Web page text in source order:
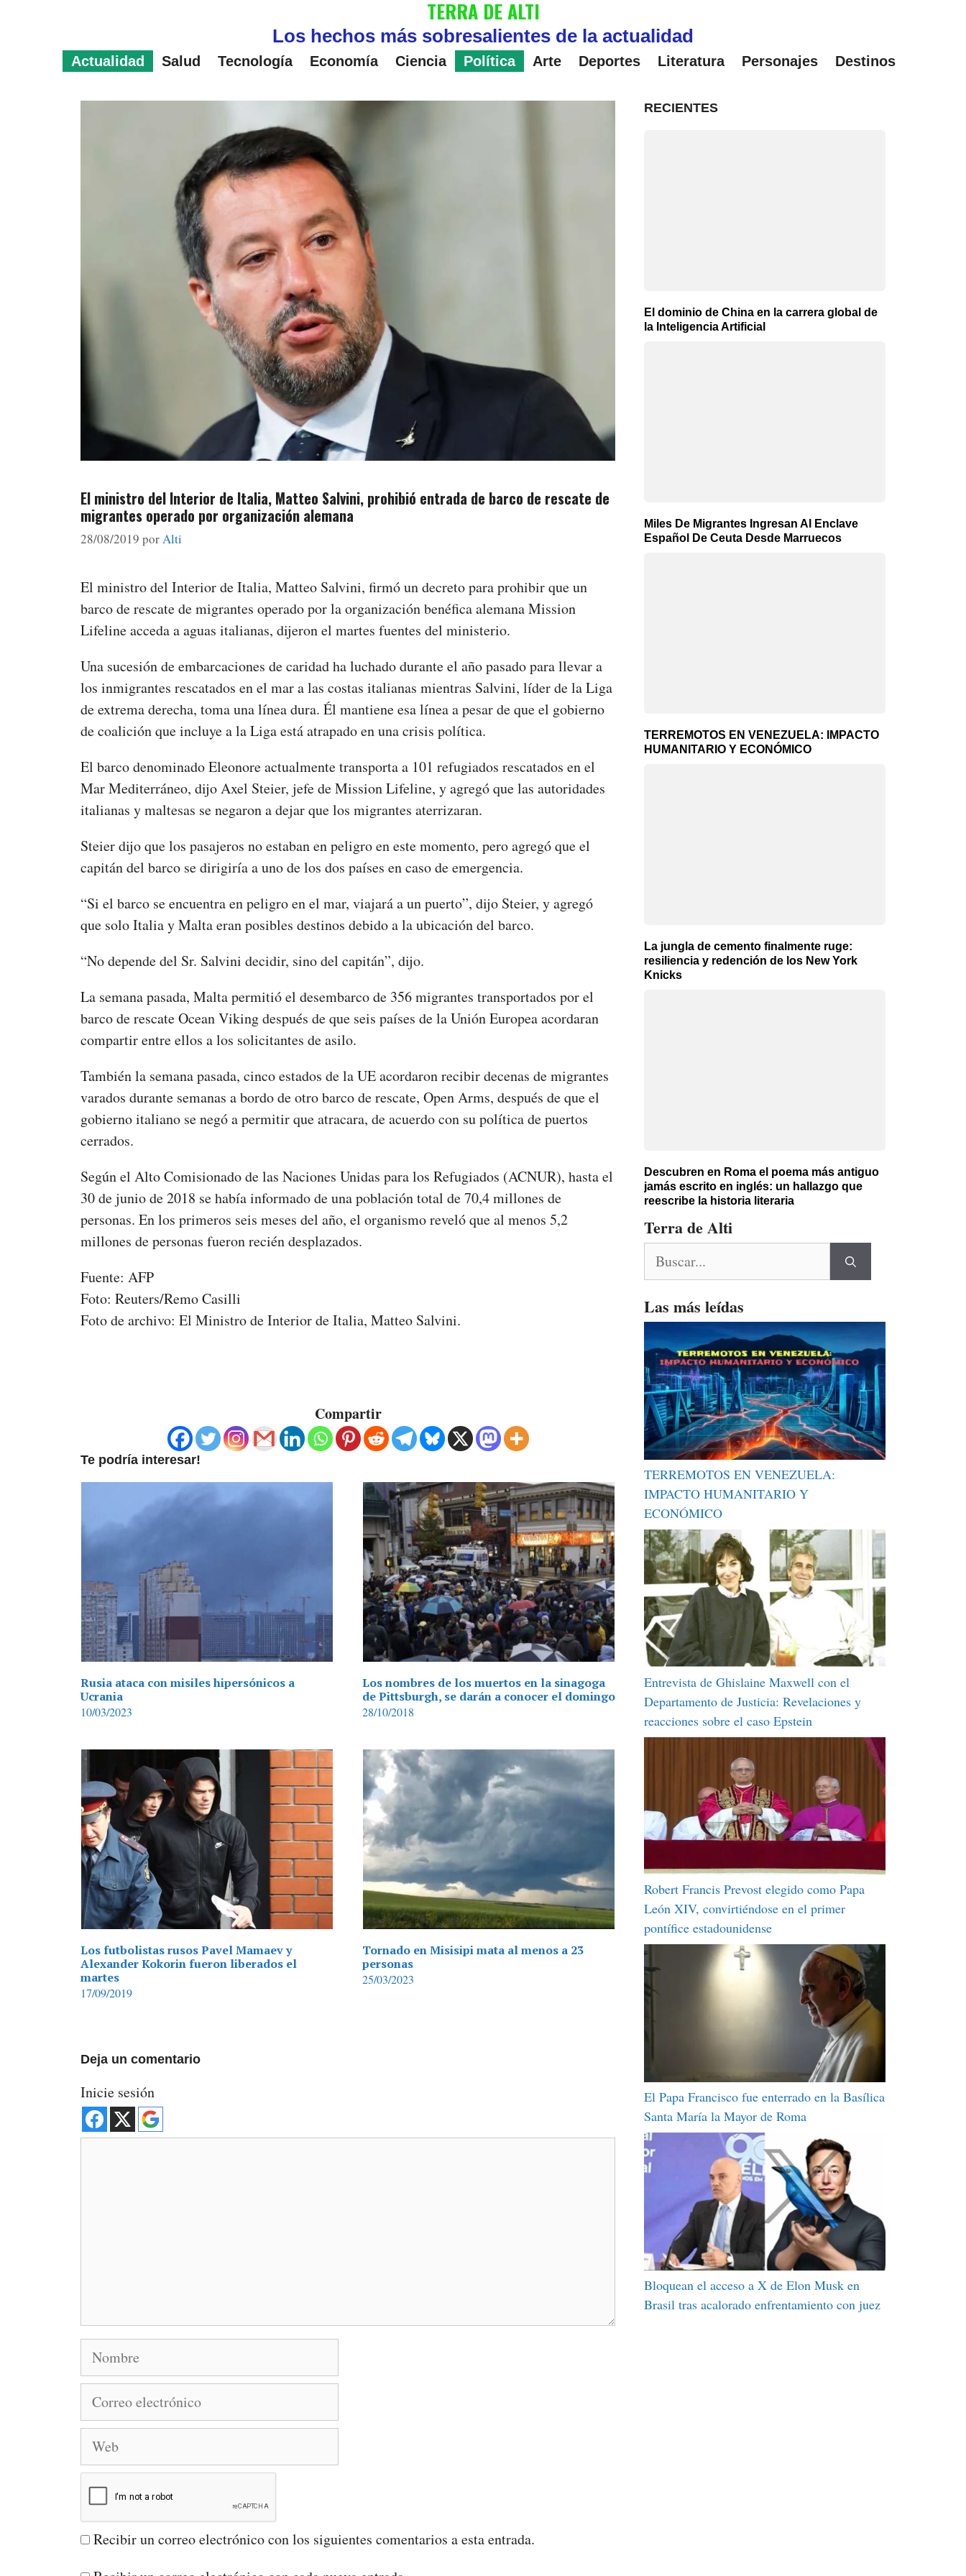
TERRA DE ALTI
Los hechos más sobresalientes de la actualidad
Actualidad Salud Tecnología Economía Ciencia Política Arte Deportes Literatura Personajes Destinos
El ministro del Interior de Italia, Matteo Salvini, prohibió entrada de barco de rescate de
migrantes operado por organización alemana
28/08/2019 porAlti
El ministro del Interior de Italia, Matteo Salvini, firmó un decreto para prohibir que un
barco de rescate de migrantes operado por la organización benéfica alemana Mission
Lifeline acceda a aguas italianas, dijeron el martes fuentes del ministerio.
Una sucesión de embarcaciones de caridad ha luchado durante el año pasado para llevar a
los inmigrantes rescatados en el mar a las costas italianas mientras Salvini, líder de la Liga
de extrema derecha, toma una línea dura. Él mantiene esa línea a pesar de que el gobierno
de coalición que incluye a la Liga está atrapado en una crisis política.
El barco denominado Eleonore actualmente transporta a 101 refugiados rescatados en el
Mar Mediterráneo, dijo Axel Steier, jefe de Mission Lifeline, y agregó que las autoridades
italianas y maltesas se negaron a dejar que los migrantes aterrizaran.
Steier dijo que los pasajeros no estaban en peligro en este momento, pero agregó que el
capitán del barco se dirigiría a uno de los dos países en caso de emergencia.
“Si el barco se encuentra en peligro en el mar, viajará a un puerto”, dijo Steier, y agregó
que solo Italia y Malta eran posibles destinos debido a la ubicación del barco.
“No depende del Sr. Salvini decidir, sino del capitán”, dijo.
La semana pasada, Malta permitió el desembarco de 356 migrantes transportados por el
barco de rescate Ocean Viking después de que seis países de la Unión Europea acordaran
compartir entre ellos a los solicitantes de asilo.
También la semana pasada, cinco estados de la UE acordaron recibir decenas de migrantes
varados durante semanas a bordo de otro barco de rescate, Open Arms, después de que el
gobierno italiano se negó a permitir que atracara, de acuerdo con su política de puertos
cerrados.
Según el Alto Comisionado de las Naciones Unidas para los Refugiados (ACNUR), hasta el
30 de junio de 2018 se había informado de una población total de 70,4 millones de
personas. En los primeros seis meses del año, el organismo reveló que al menos 5,2
millones de personas fueron recién desplazados.
Fuente: AFP
Foto: Reuters/Remo Casilli
Foto de archivo: El Ministro de Interior de Italia, Matteo Salvini.
Compartir
Te podría interesar!
Rusia ataca con misiles hipersónicos a
Ucrania
10/03/2023
Los nombres de los muertos en la sinagoga
de Pittsburgh, se darán a conocer el domingo
28/10/2018
Los futbolistas rusos Pavel Mamaev y
Alexander Kokorin fueron liberados el
martes
17/09/2019
Tornado en Misisipi mata al menos a 23
personas
25/03/2023
Deja un comentario
Inicie sesión
Nombre
Correo
electrónico
Web
Recibir un correo electrónico con los siguientes comentarios a esta entrada.
RECIENTES
El dominio de China en la carrera global de
la Inteligencia Artificial
Miles De Migrantes Ingresan Al Enclave
Español De Ceuta Desde Marruecos
TERREMOTOS EN VENEZUELA: IMPACTO
HUMANITARIO Y ECONÓMICO
La jungla de cemento finalmente ruge:
resiliencia y redención de los New York
Knicks
Descubren en Roma el poema más antiguo
jamás escrito en inglés: un hallazgo que
reescribe la historia literaria
Terra de Alti
Las más leídas
TERREMOTOS EN VENEZUELA:
IMPACTO HUMANITARIO Y
ECONÓMICO
Entrevista de Ghislaine Maxwell con el
Departamento de Justicia: Revelaciones y
reacciones sobre el caso Epstein
Robert Francis Prevost elegido como Papa
León XIV, convirtiéndose en el primer
pontífice estadounidense
El Papa Francisco fue enterrado en la Basílica
Santa María la Mayor de Roma
Bloquean el acceso a X de Elon Musk en
Brasil tras acalorado enfrentamiento con juez